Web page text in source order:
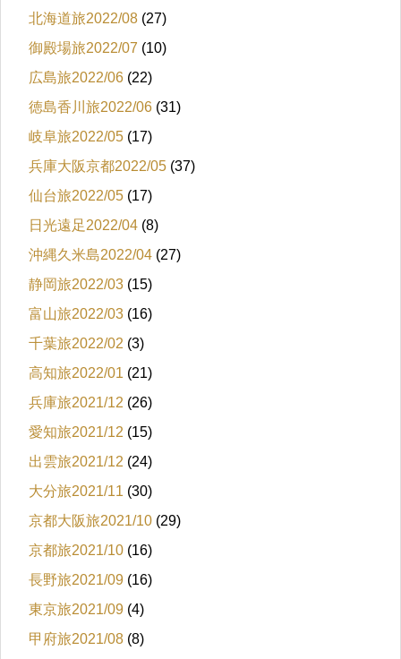
北海道旅2022/08 (27)
御殿場旅2022/07 (10)
広島旅2022/06 (22)
徳島香川旅2022/06 (31)
岐阜旅2022/05 (17)
兵庫大阪京都2022/05 (37)
仙台旅2022/05 (17)
日光遠足2022/04 (8)
沖縄久米島2022/04 (27)
静岡旅2022/03 (15)
富山旅2022/03 (16)
千葉旅2022/02 (3)
高知旅2022/01 (21)
兵庫旅2021/12 (26)
愛知旅2021/12 (15)
出雲旅2021/12 (24)
大分旅2021/11 (30)
京都大阪旅2021/10 (29)
京都旅2021/10 (16)
長野旅2021/09 (16)
東京旅2021/09 (4)
甲府旅2021/08 (8)